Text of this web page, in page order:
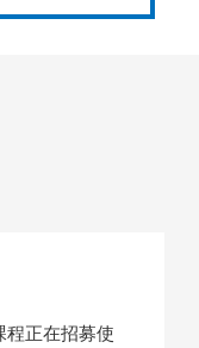
程正在招募使